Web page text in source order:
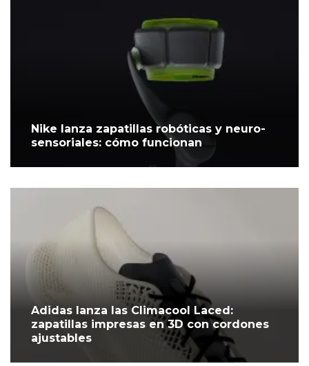
Nike lanza zapatillas robóticas y neuro-
sensoriales: cómo funcionan
Adidas lanza las Climacool Laced:
zapatillas impresas en 3D con cordones
ajustables